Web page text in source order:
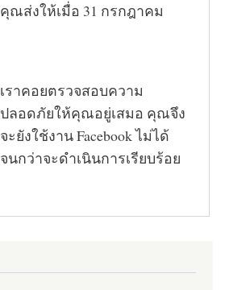
คุณส่งให้เมื่อ 31 กรกฎาคม
เราคอยตรวจสอบความ
ปลอดภัยให้คุณอยู่เสมอ คุณจึง
จะยังใช้งาน Facebook ไม่ได้
จนกว่าจะดำเนินการเรียบร้อย